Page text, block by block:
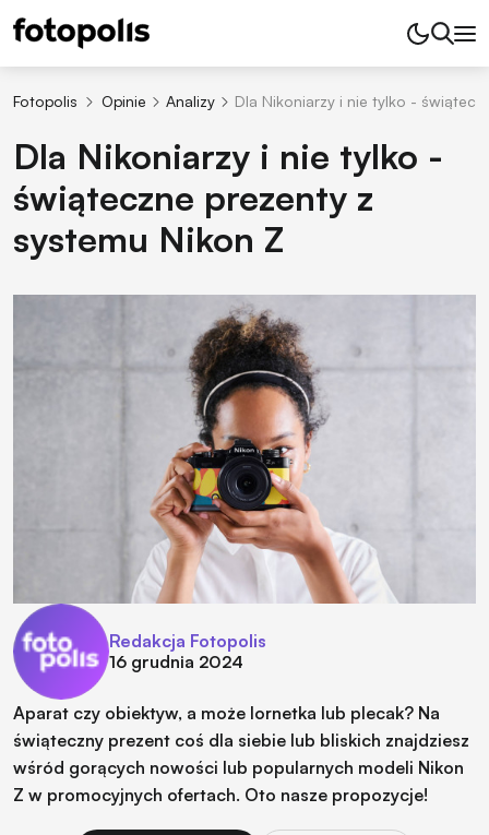
Fotopolis Opinie Analizy Dla Nikoniarzy i nie tylko -
Dla Nikoniarzy i nie tylko -
świąteczne prezenty z
systemu Nikon Z
Redakcja Fotopolis
16 grudnia 2024
Aparat czy obiektyw, a może lornetka lub plecak? Na
świąteczny prezent coś dla siebie lub bliskich znajdziesz
wśród gorących nowości lub popularnych modeli Nikon
Z w promocyjnych ofertach. Oto nasze propozycje!